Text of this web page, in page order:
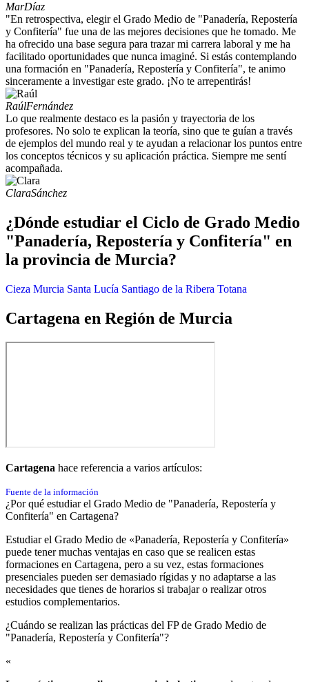
MarDíaz
"En retrospectiva, elegir el Grado Medio de "Panadería, Repostería
y Confitería" fue una de las mejores decisiones que he tomado. Me
ha ofrecido una base segura para trazar mi carrera laboral y me ha
facilitado oportunidades que nunca imaginé. Si estás contemplando
una formación en "Panadería, Repostería y Confitería", te animo
sinceramente a investigar este grado. ¡No te arrepentirás!
RaúlFernández
Lo que realmente destaco es la pasión y trayectoria de los
profesores. No solo te explican la teoría, sino que te guían a través
de ejemplos del mundo real y te ayudan a relacionar los puntos entre
los conceptos técnicos y su aplicación práctica. Siempre me sentí
acompañada.
ClaraSánchez
¿Dónde estudiar el Ciclo de Grado Medio
"Panadería, Repostería y Confitería" en
la provincia de Murcia?
Cieza Murcia Santa Lucía Santiago de la Ribera Totana
Cartagena en Región de Murcia
Cartagena hace referencia a varios artículos:
Fuente de la información
¿Por qué estudiar el Grado Medio de "Panadería, Repostería y
Confitería" en Cartagena?
Estudiar el Grado Medio de «Panadería, Repostería y Confitería»
puede tener muchas ventajas en caso que se realicen estas
formaciones en Cartagena, pero a su vez, estas formaciones
presenciales pueden ser demasiado rígidas y no adaptarse a las
necesidades que tienes de horarios si trabajar o realizar otros
estudios complementarios.
¿Cuándo se realizan las prácticas del FP de Grado Medio de
"Panadería, Repostería y Confitería"?​
«